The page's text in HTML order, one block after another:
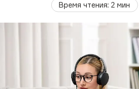
Время чтения:2 мин